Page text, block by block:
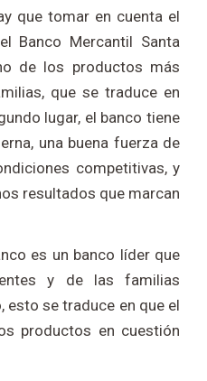
que tomar en cuenta el
Banco Mercantil Santa
de los productos más
que se traduce en
lugar, el banco tiene
una buena fuerza de
competitivas, y
resultados que marcan
es un banco líder que
y de las familias
esto se traduce en que el
productos en cuestión